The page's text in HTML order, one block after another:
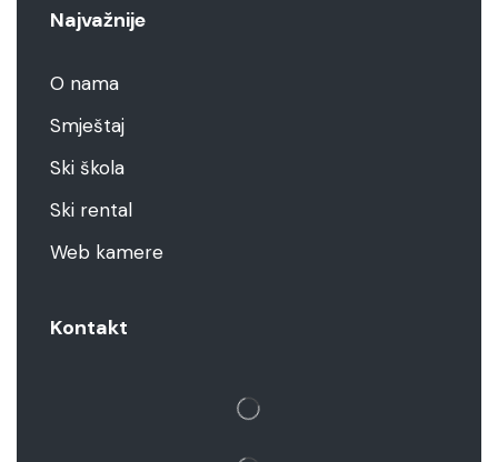
Najvažnije
O nama
Smještaj
Ski škola
Ski rental
Web kamere
Kontakt